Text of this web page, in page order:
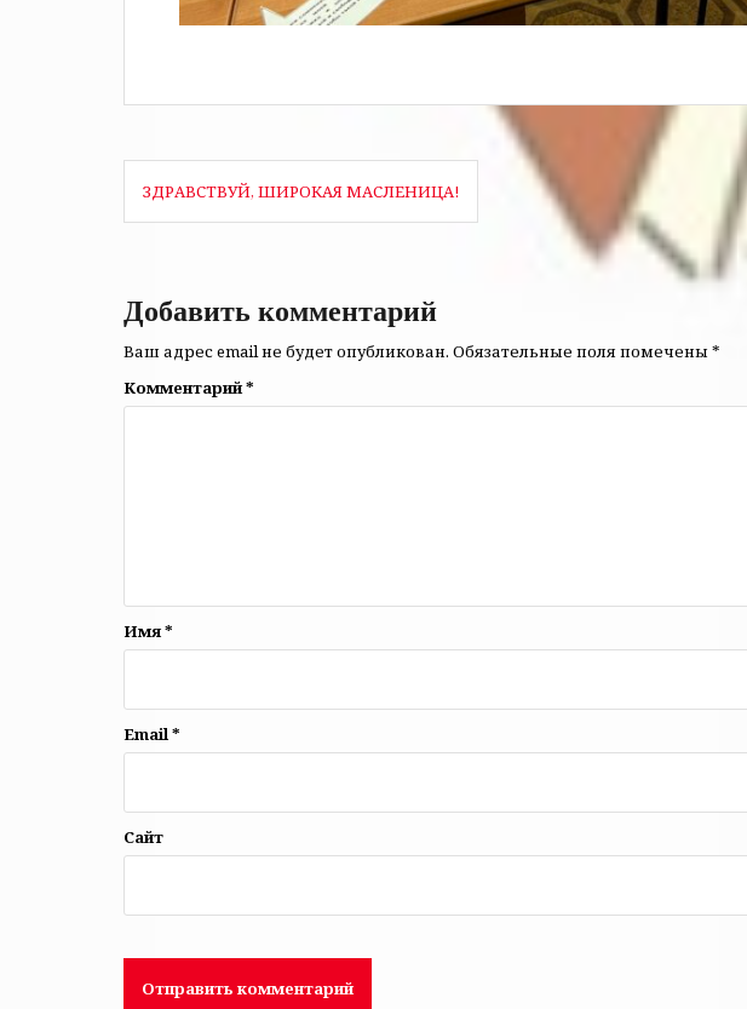
Навигация
по
ЗДРАВСТВУЙ, ШИРОКАЯ МАСЛЕНИЦА!
Добавить комментарий
Ваш адрес email не будет опубликован. Обязательные поля помечены *
Комментарий*
Имя*
Email*
Сайт